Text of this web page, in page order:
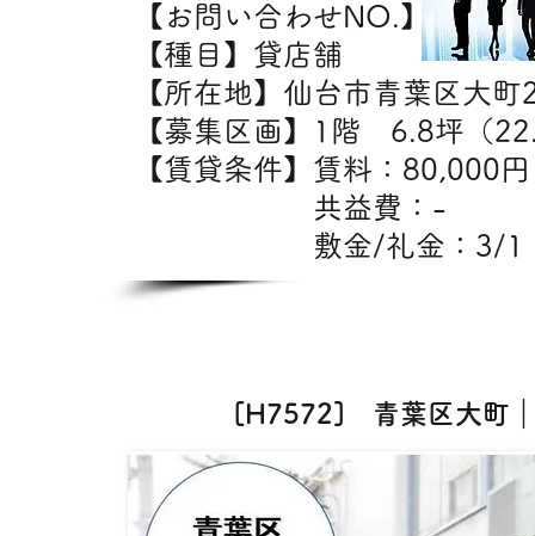
【お問い合わせNO.】H7572
【種目】貸店舗
【所在地】仙台市青葉区大町
【募集区画】1階 6.8坪（
【賃貸条件】賃料：
共益費
敷金/礼金：3/1
[H7572] 青葉区大町｜